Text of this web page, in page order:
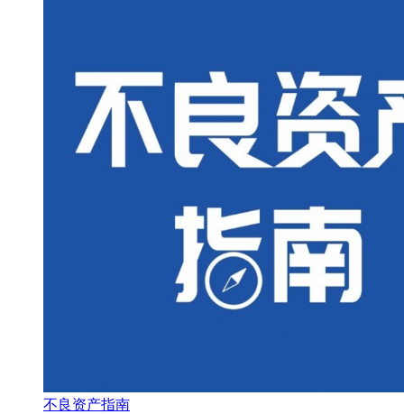
不良资产指南